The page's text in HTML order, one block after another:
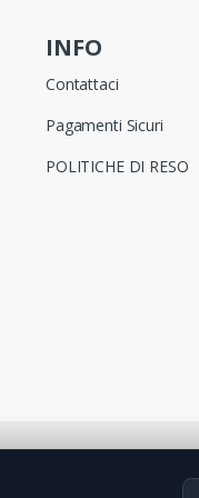
INFO
Contattaci
Pagamenti Sicuri
POLITICHE DI RESO